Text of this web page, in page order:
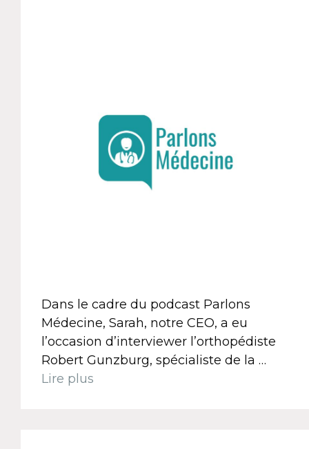
Dans le cadre du podcast Parlons
Médecine, Sarah, notre CEO, a eu
l’occasion d’interviewer l’orthopédiste
Robert Gunzburg, spécialiste de la …
Lire plus